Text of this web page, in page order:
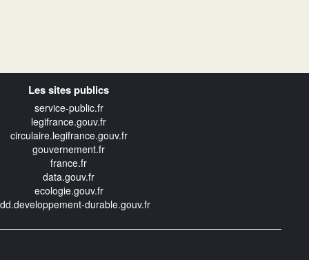
Les sites publics
service-public.fr
legifrance.gouv.fr
circulaire.legifrance.gouv.fr
gouvernement.fr
france.fr
data.gouv.fr
ecologie.gouv.fr
durable.gouv.fr